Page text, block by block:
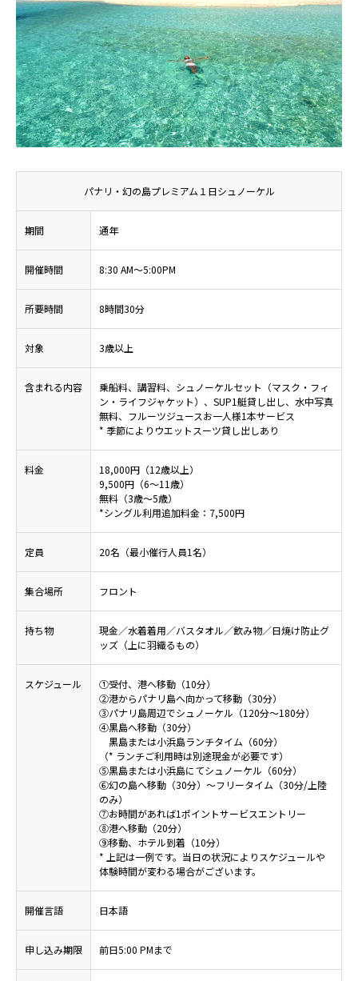
パナリ・幻の島プレミアム１日シュノーケル
期間 通年
開催時間 8:30 AM～5:00PM
所要時間 8時間30分
対象 3歳以上
含まれる内容
乗船料、講習料、シュノーケルセット（マスク・フィ
ン・ライフジャケット）、SUP1艇貸し出し、水中写真
無料、フルーツジュースお一人様1本サービス
* 季節によりウエットスーツ貸し出しあり
料金
18,000円（12歳以上）
9,500円（6～11歳）
無料（3歳～5歳）
*シングル利用追加料金：7,500円
定員 20名（最小催行人員1名）
集合場所 フロント
持ち物
現金／水着着用／バスタオル／飲み物／日焼け防止グ
ッズ（上に羽織るもの）
スケジュール
①受付、港へ移動（10分）
②港からパナリ島へ向かって移動（30分）
③パナリ島周辺でシュノーケル（120分～180分）
④黒島へ移動（30分）
黒島または小浜島ランチタイム（60分）
（* ランチご利用時は別途現金が必要です）
⑤黒島または小浜島にてシュノーケル（60分）
⑥幻の島へ移動（30分）〜フリータイム（30分/上陸
のみ）
⑦お時間があれば1ポイントサービスエントリー
⑧港へ移動（20分）
⑨移動、ホテル到着（10分）
* 上記は一例です。当日の状況によりスケジュールや
体験時間が変わる場合がございます。
開催言語 日本語
申し込み期限 前日5:00 PMまで